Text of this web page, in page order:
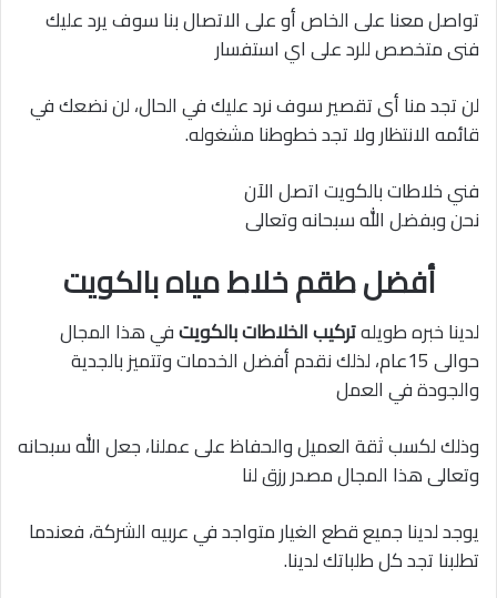
تواصل معنا على الخاص أو على الاتصال بنا سوف يرد عليك
فنى متخصص للرد على اي استفسار
لن تجد منا أى تقصير سوف نرد عليك في الحال، لن نضعك في
قائمه الانتظار ولا تجد خطوطنا مشغوله.
فني خلاطات بالكويت اتصل الآن
نحن وبفضل الله سبحانه وتعالى
أفضل طقم خلاط مياه بالكويت
لدينا خبره طويلهتركيب الخلاطات بالكويتفي هذا المجال
حوالى 15عام، لذلك نقدم أفضل الخدمات وتتميز بالجدية
والجودة في العمل
وذلك لكسب ثقة العميل والحفاظ على عملنا، جعل الله سبحانه
وتعالى هذا المجال مصدر رزق لنا
يوجد لدينا جميع قطع الغيار متواجد في عربيه الشركة، فعندما
تطلبنا تجد كل طلباتك لدينا.